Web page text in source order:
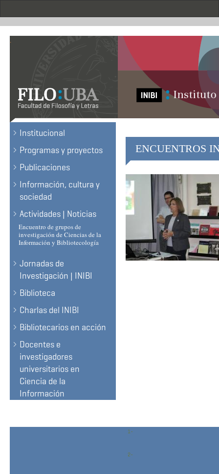
.
Institucional
Programas y proyectos
Publicaciones
Información, cultura y
sociedad
Actividades | Noticias
Encuentro de grupos de
investigación de Ciencias de la
Información y Bibliotecología
Jornadas de
Investigación | INIBI
Biblioteca
Charlas del INIBI
Bibliotecarios en acción
Docentes e
investigadores
universitarios en
Ciencia de la
Información
ENCUENTROS